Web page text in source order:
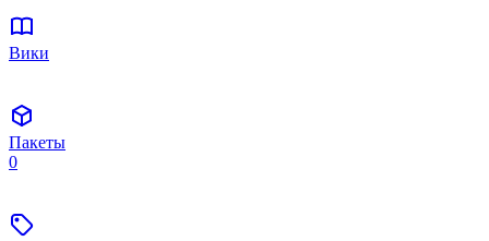
Вики
Пакеты
0